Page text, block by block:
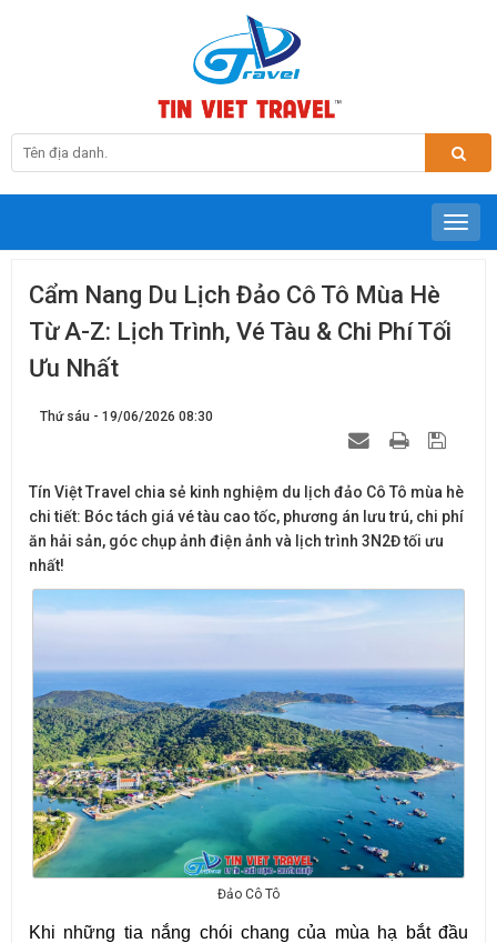
Cẩm Nang Du Lịch Đảo Cô Tô Mùa Hè
Từ A-Z: Lịch Trình, Vé Tàu & Chi Phí Tối
Ưu Nhất
Thứ sáu - 19/06/2026 08:30
Tín Việt Travel chia sẻ kinh nghiệm du lịch đảo Cô Tô mùa hè
chi tiết: Bóc tách giá vé tàu cao tốc, phương án lưu trú, chi phí
ăn hải sản, góc chụp ảnh điện ảnh và lịch trình 3N2Đ tối ưu
nhất!
Đảo Cô Tô
Khi những tia nắng chói chang của mùa hạ bắt đầu